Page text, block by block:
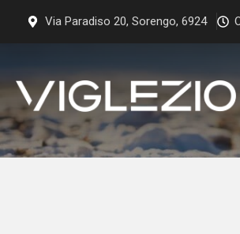
Via Paradiso 20, Sorengo, 6924